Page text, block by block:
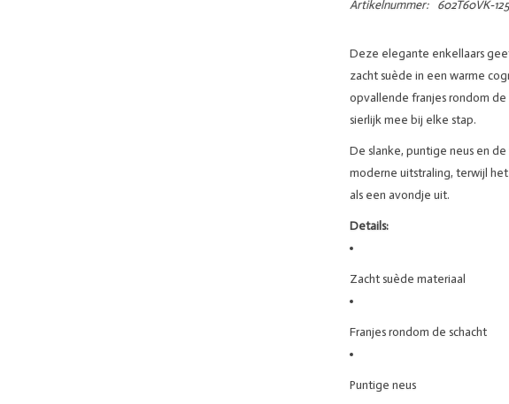
Artikelnummer: 602T60VK-125
Deze elegante enkellaars
zacht suède in een warme
opvallende franjesrondom de
sierlijkmee bij elke stap.
De slanke, puntige neus en de
moderne uitstraling, terwijl het
als een avondje uit.
Details:
Zacht suède materiaal
Franjesrondom de schacht
Puntige neus